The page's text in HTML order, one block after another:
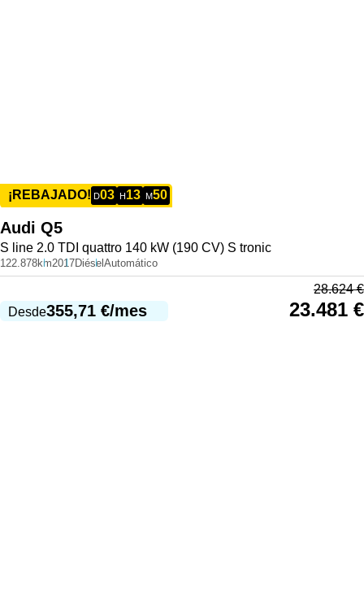
¡REBAJADO! D03 H13 M50
Audi Q5
S line 2.0 TDI quattro 140 kW (190 CV) S tronic
122.878km2017Diésel Automático
Desde355,71 €/mes
28.624€
23.481 €